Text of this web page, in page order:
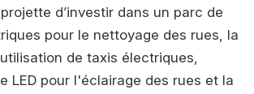
d’investir dans un parc de
pour le nettoyage des rues, la
de taxis électriques,
LED pour l'éclairage des rues et la